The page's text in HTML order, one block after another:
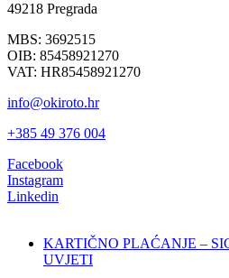
49218 Pregrada
MBS: 3692515
OIB: 85458921270
VAT: HR85458921270
info@okiroto.hr
+385 49 376 004
Facebook
Instagram
Linkedin
KARTIČNO PLAĆANJE –
UVJETI